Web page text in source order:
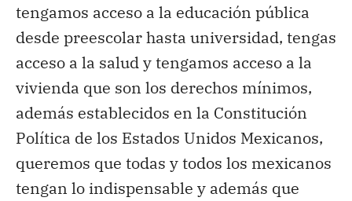
tengamos acceso a la educación pública
desde preescolar hasta universidad, tengas
acceso a la salud y tengamos acceso a la
vivienda que son los derechos mínimos,
además establecidos en la Constitución
Política de los Estados Unidos Mexicanos,
queremos que todas y todos los mexicanos
tengan lo indispensable y además que